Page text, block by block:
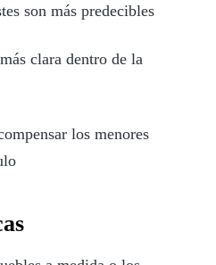
son más predecibles
clara dentro de la
los menores